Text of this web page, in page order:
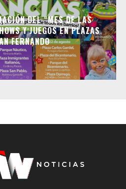
DEL “MES DE LAS
Y JUEGOS EN PLAZAS
FERNANDO